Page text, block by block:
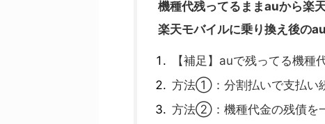
機種代残ってるままauから楽
楽天モバイルに乗り換え後の
【補足】auで残ってる機種
方法①：分割払いで支払い
方法②：機種代金の残債を